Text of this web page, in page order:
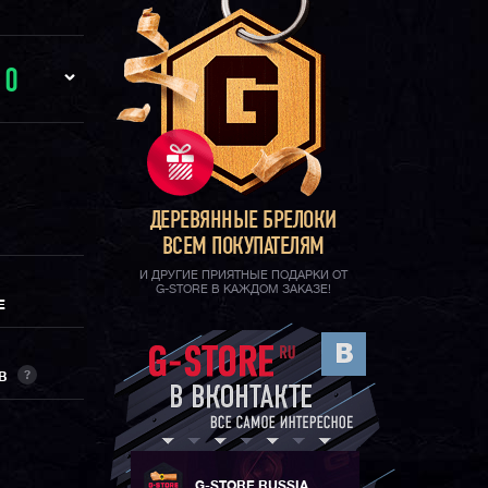
0
?
ДЕРЕВЯННЫЕ БРЕЛОКИ
ВСЕМ ПОКУПАТЕЛЯМ
И ДРУГИЕ ПРИЯТНЫЕ ПОДАРКИ ОТ
G-STORE В КАЖДОМ ЗАКАЗЕ!